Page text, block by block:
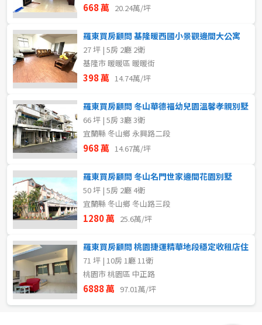
668 萬 20.24萬/坪
羅東買房顧問 基隆暖西國小景觀邊間大公寓
27 坪 | 5房 2廳 2衛
基隆市 暖暖區 暖暖街
398 萬 14.74萬/坪
羅東買房顧問 冬山華德福幼兒園溫馨孝親別墅
66 坪 | 5房 3廳 3衛
宜蘭縣 冬山鄉 永興路二段
968 萬 14.67萬/坪
羅東買房顧問 冬山名門世家邊間花園別墅
50 坪 | 5房 2廳 4衛
宜蘭縣 冬山鄉 冬山路三段
1280 萬 25.6萬/坪
羅東買房顧問 桃園捷運精華地段穩定收租店住
71 坪 | 10房 1廳 11衛
桃園市 桃園區 中正路
6888 萬 97.01萬/坪